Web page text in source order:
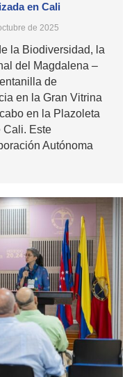
en Cali
de 2025
la Biodiversidad, la
del Magdalena –
de
en la Gran Vitrina
en la Plazoleta
Cali. Este
Autónoma